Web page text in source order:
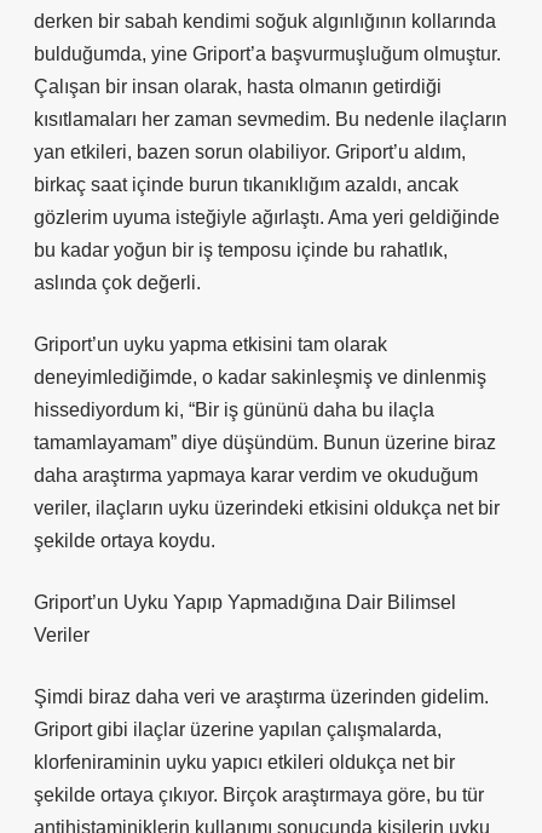
derken bir sabah kendimi soğuk algınlığının kollarında
bulduğumda, yine Griport’a başvurmuşluğum olmuştur.
Çalışan bir insan olarak, hasta olmanın getirdiği
kısıtlamaları her zaman sevmedim. Bu nedenle ilaçların
yan etkileri, bazen sorun olabiliyor. Griport’u aldım,
birkaç saat içinde burun tıkanıklığım azaldı, ancak
gözlerim uyuma isteğiyle ağırlaştı. Ama yeri geldiğinde
bu kadar yoğun bir iş temposu içinde bu rahatlık,
aslında çok değerli.
Griport’un uyku yapma etkisini tam olarak
deneyimlediğimde, o kadar sakinleşmiş ve dinlenmiş
hissediyordum ki, “Bir iş gününü daha bu ilaçla
tamamlayamam” diye düşündüm. Bunun üzerine biraz
daha araştırma yapmaya karar verdim ve okuduğum
veriler, ilaçların uyku üzerindeki etkisini oldukça net bir
şekilde ortaya koydu.
Griport’un Uyku Yapıp Yapmadığına Dair Bilimsel
Veriler
Şimdi biraz daha veri ve araştırma üzerinden gidelim.
Griport gibi ilaçlar üzerine yapılan çalışmalarda,
klorfeniraminin uyku yapıcı etkileri oldukça net bir
şekilde ortaya çıkıyor. Birçok araştırmaya göre, bu tür
antihistaminiklerin kullanımı sonucunda kişilerin uyku